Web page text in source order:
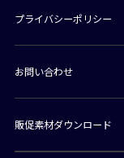
プライバシーポリシー
お問い合わせ
販促素材ダウンロード